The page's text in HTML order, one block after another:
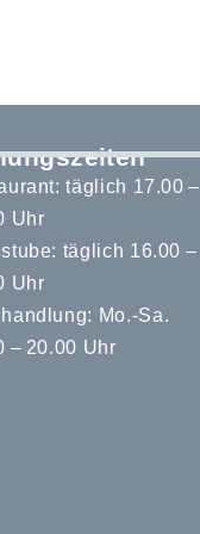
täglich 17.00 –
Uhr
täglich 16.00 –
Uhr
Mo.-Sa.
– 20.00 Uhr